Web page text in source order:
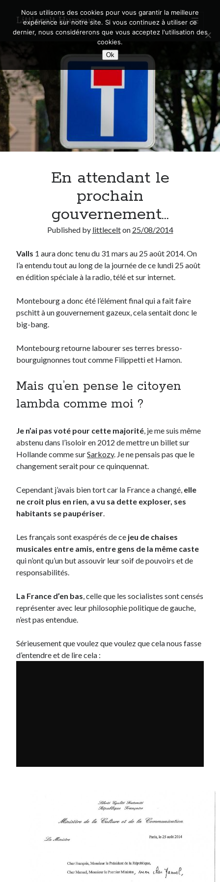
Littlecelt Humeur
open
primary
menu
Sidebar
Search
Derniers articles
Municipales 2026 : Lyon, Métropole et Caluire, mon choix pour l’avenir
Quel Lyonnais es-tu, Renaud Ducher ?
A quand une véritable place pour le vélo à Caluire dans la Métropole de
Entretien ménagerdansT’as vu quoi ? #52
JFdansC’était pas mieux avant… à Lyon
AnthonydansComment j’ai opéré ma vélorution toute personnelle
Renaud DucherdansComment j’ai opéré ma vélorution toute
personnelle
Commentaires récents
JFdans C’était pas mieux avant… à Lyon
AnthonydansComment j’ai opéré ma vélorution toute personnelle
personnelle
On parle de quoi ?
Bon plan du dimanche
Coup de coeur
Daddy
Geek
Green
Humeur
Lectures
Lyon à Livre Ouvert
Mini-monsieur
Non classé
Patchwork
Photos
En attendant le
prochain
gouvernement…
Published by littlecelton 25/08/2014
Valls 1 aura donc tenu du 31 mars au 25 août 2014. On
l’a entendu tout au long de la journée de ce lundi 25 août
en édition spéciale à la radio, télé et sur internet.
Montebourg a donc été l’élément final qui a fait faire
pschitt à un gouvernement gazeux, cela sentait donc le
big-bang.
Montebourg retourne labourer ses terres bresso-
bourguignonnes tout comme Filippetti et Hamon.
Mais qu’en pense le citoyen
lambda comme moi ?
Je n’ai pas voté pour cette majorité, je me suis même
abstenu dans l’isoloir en 2012 de mettre un billet sur
Hollande comme surSarkozy. Je ne pensais pas que le
changement serait pour ce quinquennat.
Cependant j’avais bien tort car la France a changé, elle
ne croit plus en rien, a vu sa dette exploser, ses
habitants se paupériser.
Les français sont exaspérés de ce jeu de chaises
musicales entre amis, entre gens de la même caste
qui n’ont qu’un but assouvir leur soif de pouvoirs et de
responsabilités.
La France d’en bas, celle que les socialistes sont censés
représenter avec leur philosophie politique de gauche,
n’est pas entendue.
Sérieusement que voulez que voulez que cela nous fasse
d’entendre et de lire cela :
Nous utilisons des cookies pour vous garantir la meilleure
expérience sur notre site. Si vous continuez à utiliser ce
dernier, nous considérerons que vous acceptez l'utilisation des
cookies.
Ok